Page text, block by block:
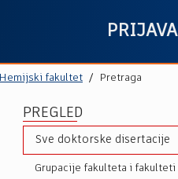
PRIJAVA
Hemijski fakultet Pretraga
PREGLED
Sve doktorske disertacije
Grupacije fakulteta i fakulteti